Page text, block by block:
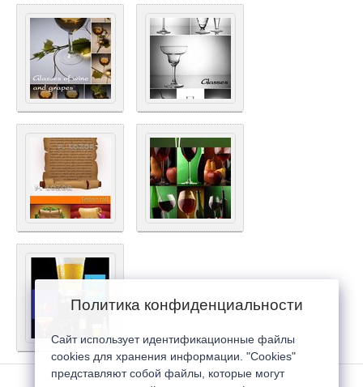
Политика конфиденциальности
Сайт использует идентификационные файлы
cookies для хранения информации. "Cookies"
представляют собой файлы, которые могут